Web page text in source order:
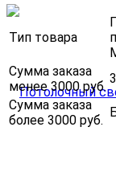
Тип товара
Сумма заказа
менее 3000 руб.
Сумма заказа
более 3000 руб.